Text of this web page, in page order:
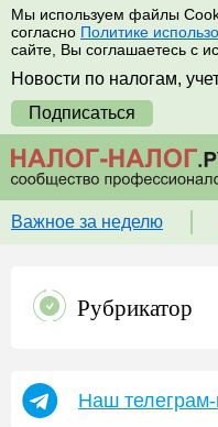
Мы используем файлы
согласно Политике
сайте, Вы соглашаетесь с
Новости по налогам,
Подписаться
Важное за неделю
Рубрикатор
Наш телеграм-